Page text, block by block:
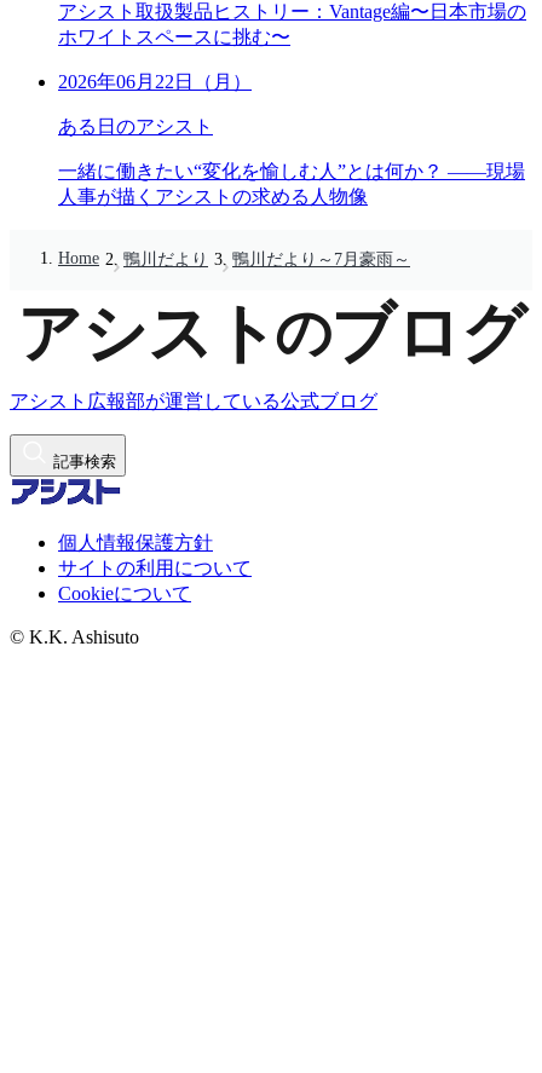
アシスト取扱製品ヒストリー：Vantage編〜日本市場の
ホワイトスペースに挑む〜
2026年06月22日（月）
ある日のアシスト
一緒に働きたい“変化を愉しむ人”とは何か？ ――現場
人事が描くアシストの求める人物像
Home 鴨川だより 鴨川だより～7月豪雨～
アシスト広報部が運営している公式ブログ
記事検索
個人情報保護方針
サイトの利用について
Cookieについて
© K.K. Ashisuto